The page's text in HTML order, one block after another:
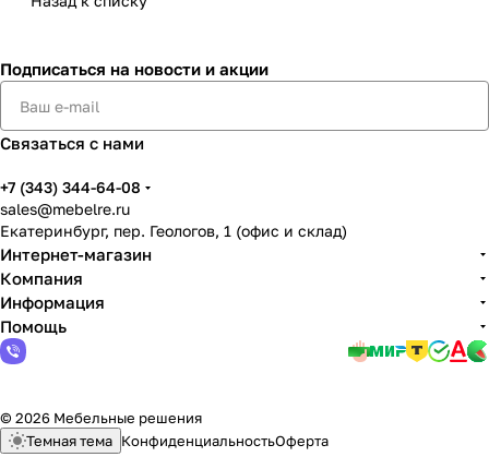
Подписаться на новости и акции
Связаться с нами
+7 (343) 344-64-08
sales@mebelre.ru
Екатеринбург, пер. Геологов, 1 (офис и склад)
Интернет-магазин
Компания
Информация
Помощь
© 2026 Мебельные решения
Темная тема КонфиденциальностьОферта